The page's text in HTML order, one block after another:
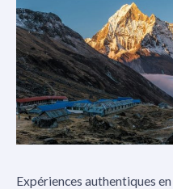
Expériences authentiques